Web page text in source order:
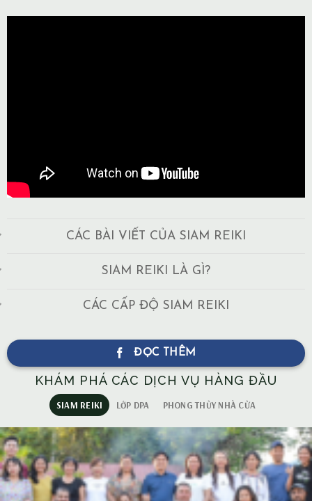
CÁC BÀI VIẾT CỦA SIAM REIKI
SIAM REIKI LÀ GÌ?
CÁC CẤP ĐỘ SIAM REIKI
ĐỌC THÊM
KHÁM PHÁ CÁC DỊCH VỤ HÀNG ĐẦU
SIAM REIKI LỚP DPA PHONG THỦY NHÀ CỬA